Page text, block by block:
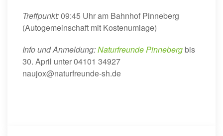
Treffpunkt:09:45 Uhr am Bahnhof Pinneberg
(Autogemeinschaft mit Kostenumlage)
Info und Anmeldung:Naturfreunde Pinneberg bis
30. April unter 04101 34927
naujox@naturfreunde-sh.de